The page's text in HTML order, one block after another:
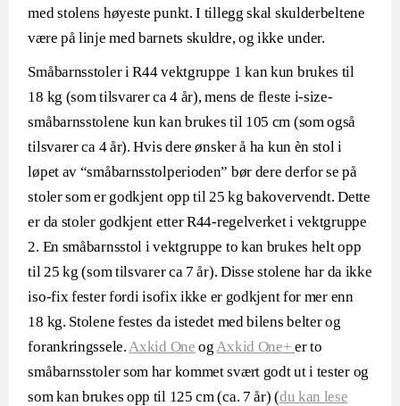
med stolens høyeste punkt. I tillegg skal skulderbeltene
være på linje med barnets skuldre, og ikke under.
Småbarnsstoler i R44 vektgruppe 1 kan kun brukes til
18 kg (som tilsvarer ca 4 år), mens de fleste i-size-
småbarnsstolene kun kan brukes til 105 cm (som også
tilsvarer ca 4 år). Hvis dere ønsker å ha kun èn stol i
løpet av “småbarnsstolperioden” bør dere derfor se på
stoler som er godkjent opp til 25 kg bakovervendt. Dette
er da stoler godkjent etter R44-regelverket i vektgruppe
2. En småbarnsstol i vektgruppe to kan brukes helt opp
til 25 kg (som tilsvarer ca 7 år). Disse stolene har da ikke
iso-fix fester fordi isofix ikke er godkjent for mer enn
18 kg. Stolene festes da istedet med bilens belter og
forankringssele.Axkid One ogAxkid One+er to
småbarnsstoler som har kommet svært godt ut i tester og
som kan brukes opp til 125 cm (ca. 7 år) (du kan lese